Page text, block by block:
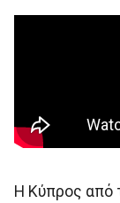
Η Κύπρος από